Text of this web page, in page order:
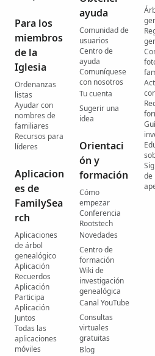
Para los
miembros
de la
Iglesia
Ordenanzas
listas
Ayudar con
nombres de
familiares
Recursos para
líderes
Aplicacion
es de
FamilySea
rch
Aplicaciones
de árbol
genealógico
Aplicación
Recuerdos
Aplicación
Participa
Aplicación
Juntos
Todas las
aplicaciones
móviles
ayuda
Comunidad de
usuarios
Centro de
ayuda
Comuníquese
con nosotros
Tu cuenta
Sugerir una
idea
Orientaci
ón y
formación
Cómo
empezar
Conferencia
Rootstech
Novedades
Centro de
formación
Wiki de
investigación
genealógica
Canal YouTube
Consultas
virtuales
gratuitas
Blog
de